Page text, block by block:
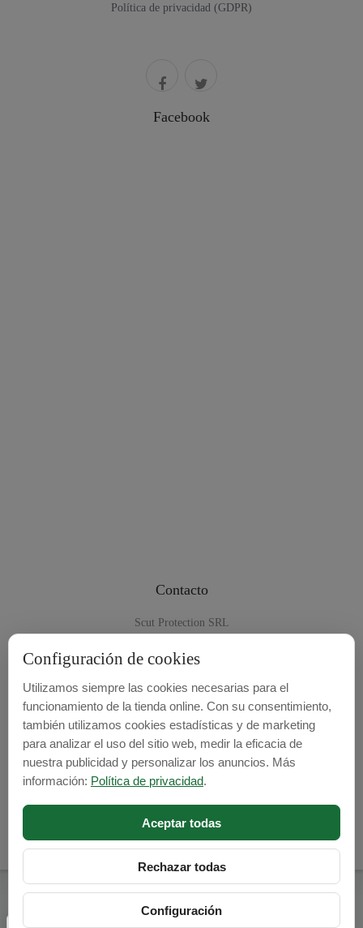
Política de privacidad (GDPR)
Facebook
Contacto
Scut Protection SRL
Harghita, Romania
E-mail: info@cubrecarter.com
Programed Bylokopi WEB
Configuración de cookies
Utilizamos siempre las cookies necesarias para el
funcionamiento de la tienda online. Con su consentimiento,
también utilizamos cookies estadísticas y de marketing
para analizar el uso del sitio web, medir la eficacia de
nuestra publicidad y personalizar los anuncios. Más
información: Política de privacidad.
Aceptar todas
Rechazar todas
Configuración